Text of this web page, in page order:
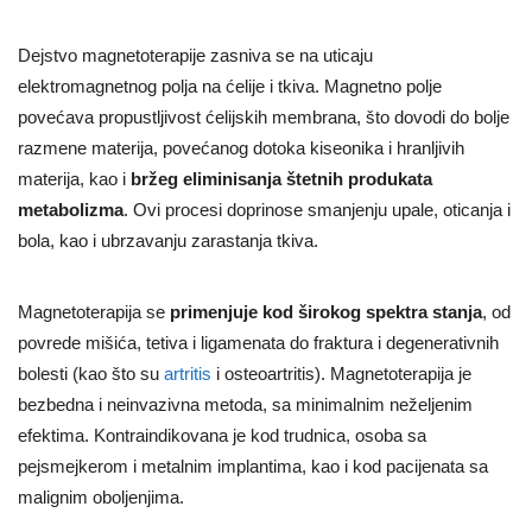
Dejstvo magnetoterapije zasniva se na uticaju
elektromagnetnog polja na ćelije i tkiva. Magnetno polje
povećava propustljivost ćelijskih membrana, što dovodi do bolje
razmene materija, povećanog dotoka kiseonika i hranljivih
materija, kao i bržeg eliminisanja štetnih produkata
metabolizma. Ovi procesi doprinose smanjenju upale, oticanja i
bola, kao i ubrzavanju zarastanja tkiva.
Magnetoterapija se primenjuje kod širokog spektra stanja, od
povrede mišića, tetiva i ligamenata do fraktura i degenerativnih
bolesti (kao što su artritis i osteoartritis). Magnetoterapija je
bezbedna i neinvazivna metoda, sa minimalnim neželjenim
efektima. Kontraindikovana je kod trudnica, osoba sa
pejsmejkerom i metalnim implantima, kao i kod pacijenata sa
malignim oboljenjima.